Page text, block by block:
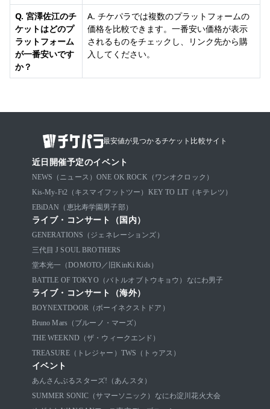
Q. 宮澤佐江のチ
ケットはどのプ
ラットフォーム
が一番安いです
か？
A. チケパラでは複数のプラットフォームの
価格を比較できます。一番安い価格が表示
されるものをチェックし、リンク先から購
入してください。
最安値が見つかるチケット比較サイト
近日開催予定のイベント
NEWS（ニュース） ONE OK ROCK（ワンオクロック）
Kis-My-Ft2（キスマイフットツー） KEY TO LIT（キテレツ）
EBiDAN（恵比寿学園男子部）
ライブ・コンサート（国内）
GENERATIONS（ジェネレーションズ）
三代目 J SOUL BROTHERS
堂本光一（DOMOTO／旧KinKi Kids）
BATTLE OF TOKYO（バトルオブトウキョウ）
なにわ男子
ライブ・コンサート（海外）
BOYNEXTDOOR（ボーイネクストドア）
Bruno Mars（ブルーノ・マーズ）
THE WEEKND（ザ・ウィークエンド）
TREASURE（トレジャー） TWS（トゥアス）
イベント
あんさんぶるスターズ!（あんスタ）
SUMMER SONIC（サマーソニック） なにわ淀川花火大会